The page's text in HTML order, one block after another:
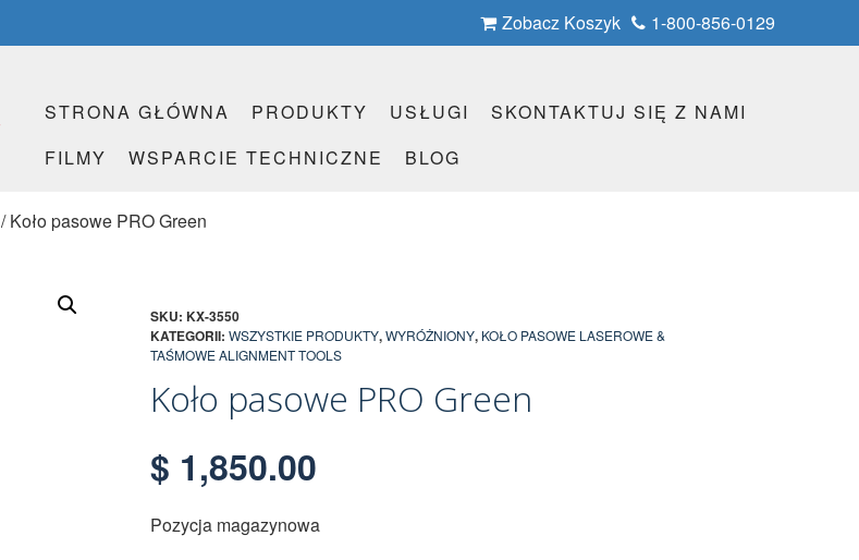
1-800-856-0129
Zobacz Koszyk
STRONA GŁÓWNA PRODUKTY USŁUGI
SKONTAKTUJ SIĘ Z NAMI
FILMY
WSPARCIE TECHNICZNE BLOG
/ Koło pasowe PRO Green
SKU:KX-3550
KATEGORII:WSZYSTKIE PRODUKTY,WYRÓŻNIONY, KOŁO PASOWE LASEROWE &
TAŚMOWE ALIGNMENT TOOLS
Koło pasowe PRO Green
$ 1,850.00
Pozycja magazynowa